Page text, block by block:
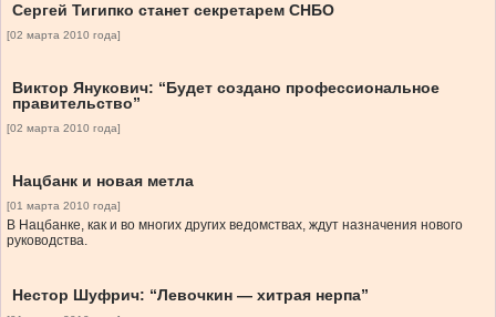
Сергей Тигипко станет секретарем СНБО
[02 марта 2010 года]
Виктор Янукович: “Будет создано профессиональное
правительство”
[02 марта 2010 года]
Нацбанк и новая метла
[01 марта 2010 года]
В Нацбанке, как и во многих других ведомствах, ждут назначения нового
руководства.
Нестор Шуфрич: “Левочкин — хитрая нерпа”